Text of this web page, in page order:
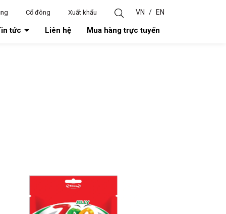
Cổ đông Xuất khẩu VN / EN
tức Liên hệ Mua hàng trực tuyến